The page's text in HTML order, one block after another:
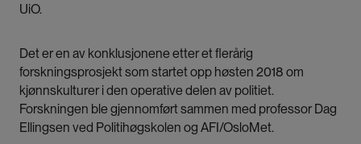
UiO.
Det er en av konklusjonene etter et flerårig
forskningsprosjekt som startet opp høsten 2018 om
kjønnskulturer i den operative delen av politiet.
Forskningen ble gjennomført sammen med professor Dag
Ellingsen ved Politihøgskolen og AFI/OsloMet.